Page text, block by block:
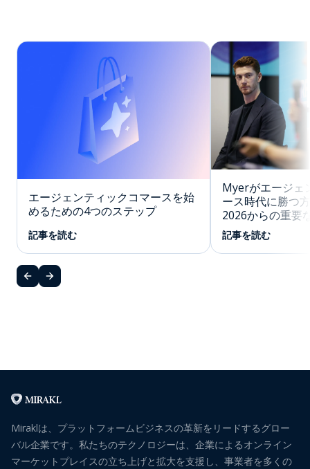
エージェンティックコマースを始
めるための4つのステップ
記事を読む
Myerがエージェ
ース時代に勝つ
2026からの重要
記事を読む
Miraklは、プラットフォームビジネスの革新をリードするグロー
バル企業です。私たちのテクノロジーは、企業によるオンライン
マーケットプレイスの立ち上げと拡大を支援し、事業者を多くの